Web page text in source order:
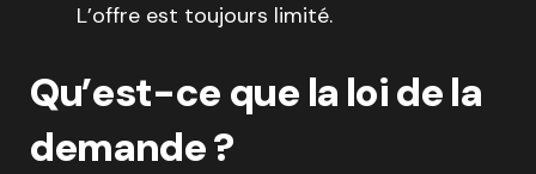
L’offre est toujours limité.
Qu’est-ce que la loi de la
demande ?